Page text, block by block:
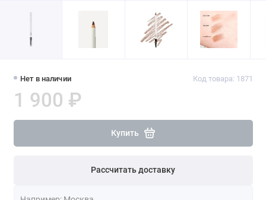
Нет в наличии Код товара: 1871
1 900 ₽
Купить
Рассчитать доставку